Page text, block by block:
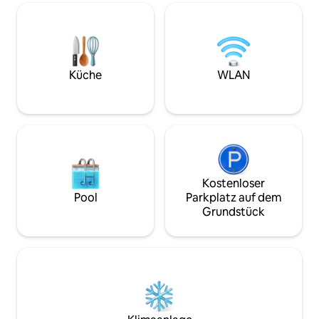
innerhalb von 15
Limassol bringt.
einen Blick auf
die sich nebenan
Küche WLAN
Pool
Kostenloser
Parkplatz auf dem
Grundstück